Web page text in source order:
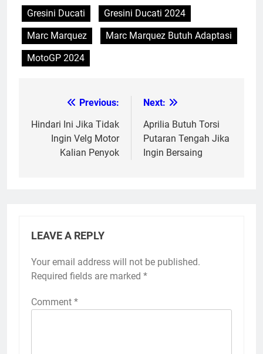
Gresini Ducati
Gresini Ducati 2024
Marc Marquez
Marc Marquez Butuh Adaptasi
MotoGP 2024
navigation
Previous:
Hindari Ini Jika Tidak
Ingin Velg Motor
Kalian Penyok
Next:
Aprilia Butuh Torsi
Putaran Tengah Jika
Ingin Bersaing
LEAVE A REPLY
Your email address will not be published.
Required fields are marked *
Comment *